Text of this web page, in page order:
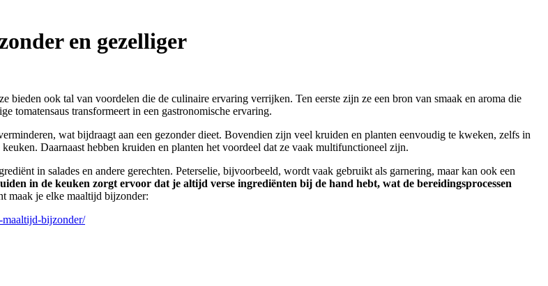
en gezelliger
bieden ook tal van voordelen die de culinaire ervaring verrijken. Ten eerste zijn ze een bron van smaak en aroma die
tomatensaus transformeert in een gastronomische ervaring.
wat bijdraagt aan een gezonder dieet. Bovendien zijn veel kruiden en planten eenvoudig te kweken, zelfs in
Daarnaast hebben kruiden en planten het voordeel dat ze vaak multifunctioneel zijn.
in salades en andere gerechten. Peterselie, bijvoorbeeld, wordt vaak gebruikt als garnering, maar kan ook een
in de keuken zorgt ervoor dat je altijd verse ingrediënten bij de hand hebt, wat de bereidingsprocessen
maak je elke maaltijd bijzonder:
maaltijd-bijzonder/